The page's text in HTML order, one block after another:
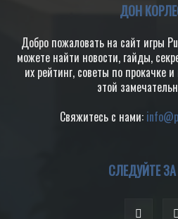
ДОН
Добро пожаловать на сайт игры
можете найти новости, гайды,
их рейтинг, советы по прокачке
этой
Свяжитесь с нами:
СЛЕДУЙТЕ